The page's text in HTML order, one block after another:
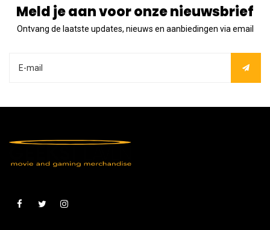
Meld je aan voor onze nieuwsbrief
Ontvang de laatste updates, nieuws en aanbiedingen via email